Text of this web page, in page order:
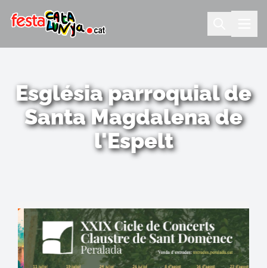
Església parroquial de
Santa Magdalena de
l'Espelt